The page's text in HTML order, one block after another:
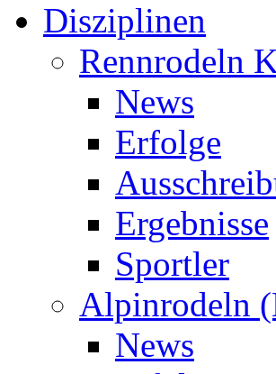
Disziplinen
Rennrodeln
News
Erfolge
Ergebnisse
Sportler
Alpinrodeln
News